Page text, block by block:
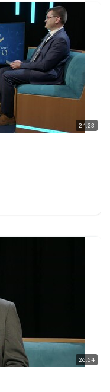
24:23
26:54